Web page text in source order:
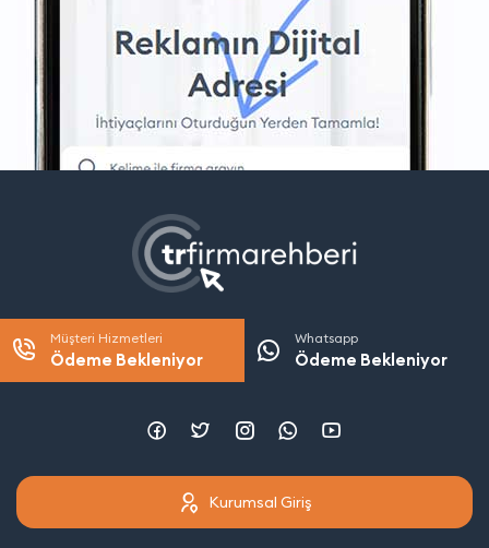
Müşteri Hizmetleri
Ödeme Bekleniyor
Whatsapp
Ödeme Bekleniyor
Kurumsal Giriş